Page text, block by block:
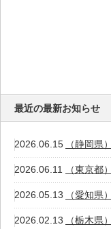
最近の最新お知らせ
2026.06.15 （静岡県
2026.06.11 （東京都
2026.05.13 （愛知県
2026.02.13 （栃木県